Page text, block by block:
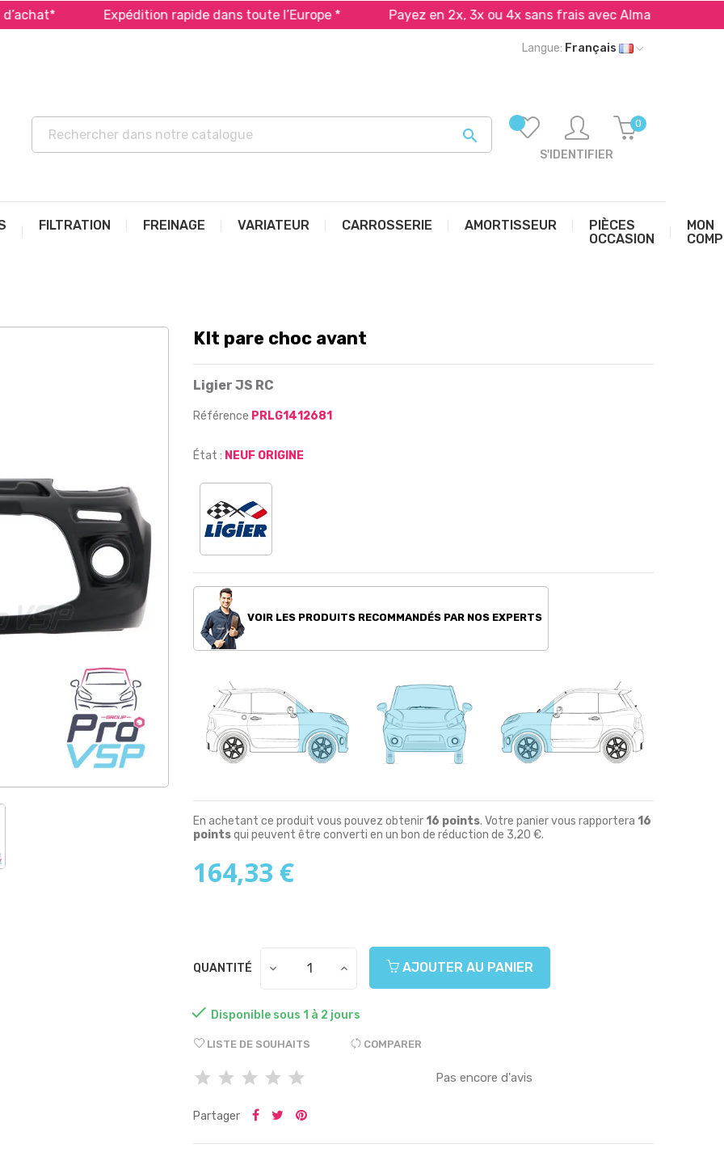
Expédition rapide dans toute l’Europe * Payez en 2x, 3x ou 4x sans frais avec Alma et PayPal*
Langue: Français

S'IDENTIFIER
0
FILTRATION FREINAGE VARIATEUR CARROSSERIE AMORTISSEUR
PIÈCES
OCCASION
MON
KIt pare choc avant
Ligier JS RC
Référence PRLG1412681
État : NEUF ORIGINE
VOIR LES PRODUITS RECOMMANDÉS PAR NOS EXPERTS
En achetant ce produit vous pouvez obtenir 16 points. Votre panier vous rapportera 16
pointsqui peuvent être converti en un bon de réduction de 3,20 €.
164,33 €
QUANTITÉ AJOUTER AU PANIER
 Disponible sous 1 à 2 jours
LISTE DE SOUHAITS COMPARER
Pas encore d'avis
Partager